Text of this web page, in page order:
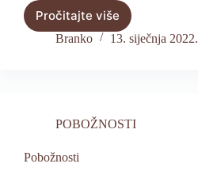
Pročitajte više
ČASOSLOV
Branko 13. siječnja 2022.
POBOŽNOSTI
Pobožnosti